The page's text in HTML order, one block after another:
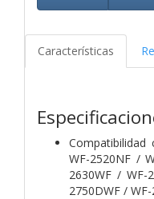
Características
WF-2520NF /
2630WF / WF-
2750DWF /